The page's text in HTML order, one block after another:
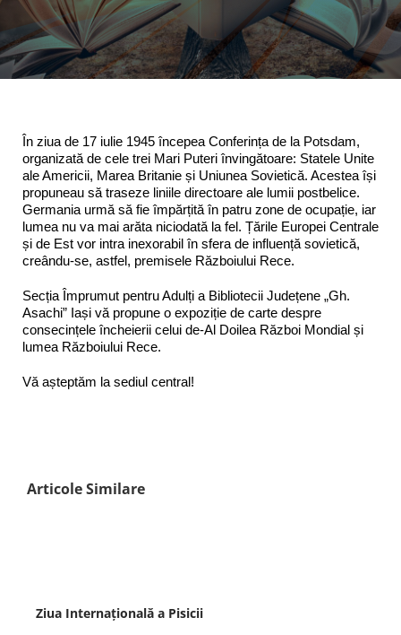
Interes public
În ziua de 17 iulie 1945 începea Conferința de la Potsdam,
organizată de cele trei Mari Puteri învingătoare: Statele Unite
ale Americii, Marea Britanie și Uniunea Sovietică. Acestea își
propuneau să traseze liniile directoare ale lumii postbelice.
Germania urmă să fie împărțită în patru zone de ocupație, iar
lumea nu va mai arăta niciodată la fel. Țările Europei Centrale
și de Est vor intra inexorabil în sfera de influență sovietică,
creându-se, astfel, premisele Războiului Rece.
Secția Împrumut pentru Adulți a Bibliotecii Județene „Gh.
Asachi” Iași vă propune o expoziție de carte despre
consecințele încheierii celui de-Al Doilea Război Mondial și
lumea Războiului Rece.
Vă așteptăm la sediul central!
Articole Similare
Ziua Internațională a Pisicii